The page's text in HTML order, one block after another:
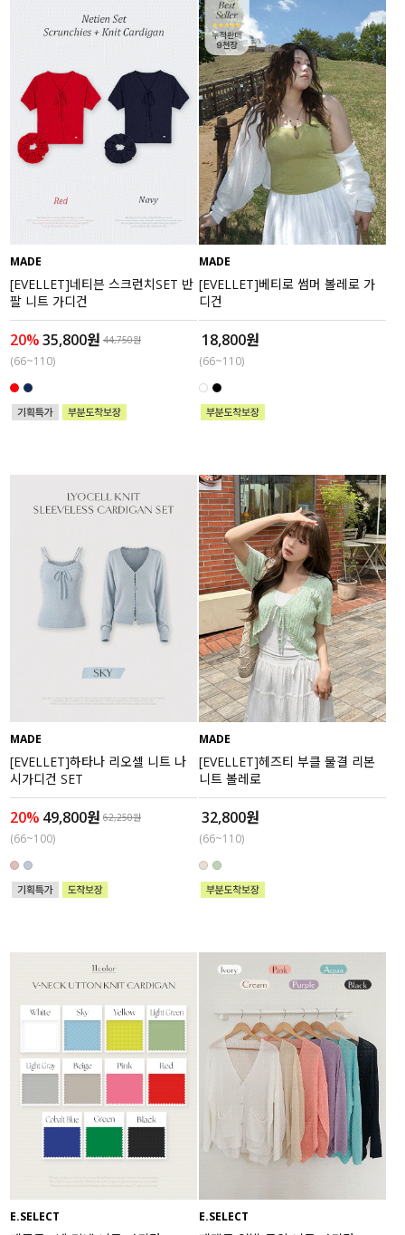
MADE
[EVELLET]네티븐 스크런치SET 반
팔 니트 가디건
20%35,800원 44,750원
(66~110)
MADE
[EVELLET]베티로 썸머 볼레로 가
디건
18,800원
(66~110)
MADE
[EVELLET]하타나 리오셀 니트 나
시가디건 SET
20% 49,800원 62,250원
(66~100)
MADE
[EVELLET]헤즈티 부클 물결 리본
니트 볼레로
32,800원
(66~110)
E.SELECT E.SELECT